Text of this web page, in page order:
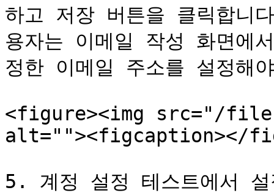
하고 저장 버튼을 클릭합
용자는 이메일 작성 화면에
정한 이메일 주소를 설정해
<figure><img src="/files/
alt=""><figcaption></
5. 계정 설정 테스트에서